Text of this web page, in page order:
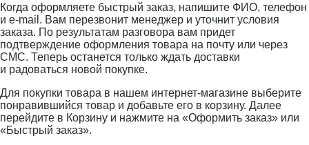
Когда оформляете быстрый заказ, напишите ФИО, телефон
и e-mail. Вам перезвонит менеджер и уточнит условия
заказа. По результатам разговора вам придет
подтверждение оформления товара на почту или через
СМС. Теперь останется только ждать доставки
и радоваться новой покупке.
Для покупки товара в нашем интернет-магазине выберите
понравившийся товар и добавьте его в корзину. Далее
перейдите в Корзину и нажмите на «Оформить заказ» или
«Быстрый заказ».